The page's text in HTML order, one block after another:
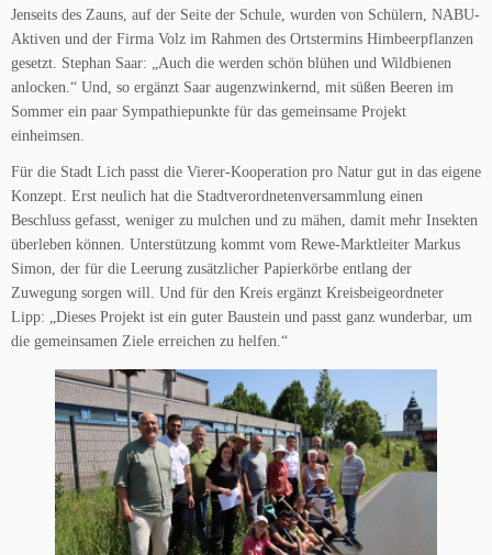
Jenseits des Zauns, auf der Seite der Schule, wurden von Schülern, NABU-
Aktiven und der Firma Volz im Rahmen des Ortstermins Himbeerpflanzen
gesetzt. Stephan Saar: „Auch die werden schön blühen und Wildbienen
anlocken.“ Und, so ergänzt Saar augenzwinkernd, mit süßen Beeren im
Sommer ein paar Sympathiepunkte für das gemeinsame Projekt
einheimsen.
Für die Stadt Lich passt die Vierer-Kooperation pro Natur gut in das eigene
Konzept. Erst neulich hat die Stadtverordnetenversammlung einen
Beschluss gefasst, weniger zu mulchen und zu mähen, damit mehr Insekten
überleben können. Unterstützung kommt vom Rewe-Marktleiter Markus
Simon, der für die Leerung zusätzlicher Papierkörbe entlang der
Zuwegung sorgen will. Und für den Kreis ergänzt Kreisbeigeordneter
Lipp: „Dieses Projekt ist ein guter Baustein und passt ganz wunderbar, um
die gemeinsamen Ziele erreichen zu helfen.“